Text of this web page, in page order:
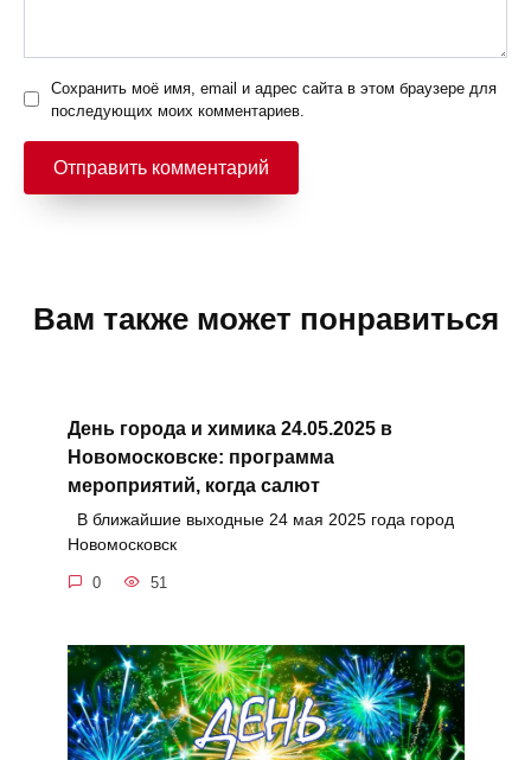
Сохранить моё имя, email и адрес сайта в этом браузере для
последующих моих комментариев.
Вам также может понравиться
День города и химика 24.05.2025 в
Новомосковске: программа
мероприятий, когда салют
В ближайшие выходные 24 мая 2025 года город
Новомосковск
0 51